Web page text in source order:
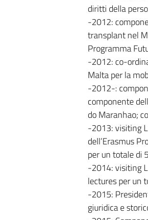
diritti della
-2012:
transplant nel
Programma
-2012: co-
Malta per la
-2012-:
componente
do Maranhao;
-2013: visiting
dell’Erasmus
per un totale di
-2014: visiting
lectures per un
-2015:
giuridica e